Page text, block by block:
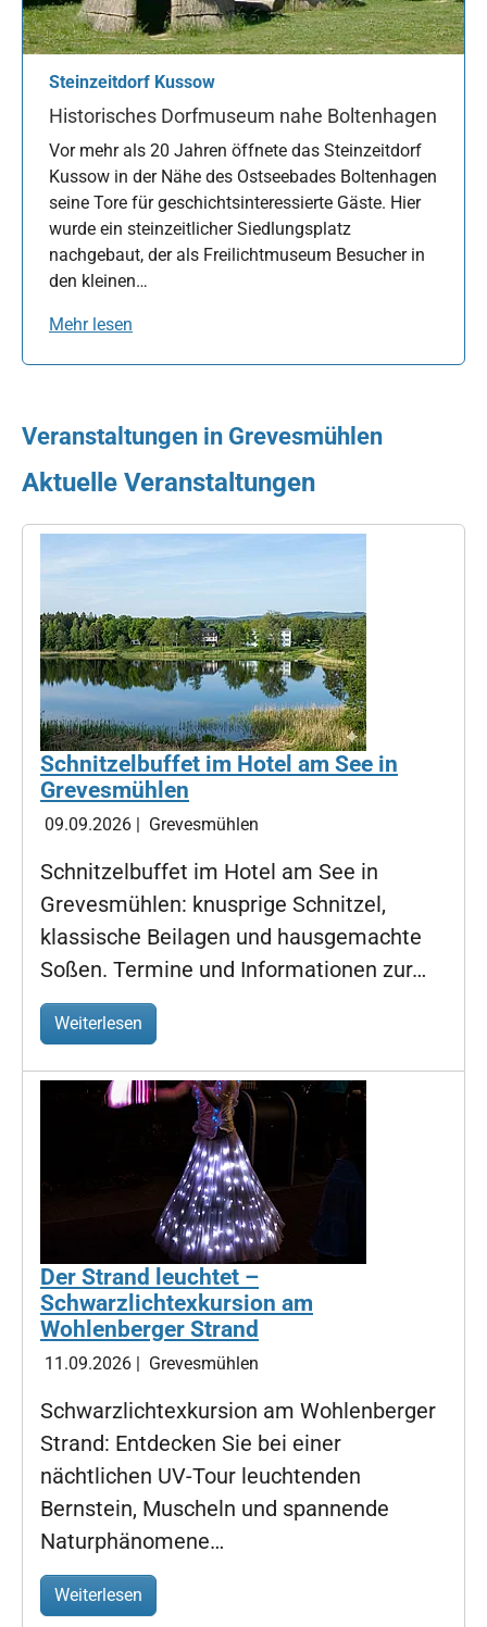
Steinzeitdorf Kussow
Historisches Dorfmuseum nahe Boltenhagen
Vor mehr als 20 Jahren öffnete das Steinzeitdorf
Kussow in der Nähe des Ostseebades Boltenhagen
seine Tore für geschichtsinteressierte Gäste. Hier
wurde ein steinzeitlicher Siedlungsplatz
nachgebaut, der als Freilichtmuseum Besucher in
den kleinen…
Mehr lesen
Veranstaltungen in Grevesmühlen
Aktuelle Veranstaltungen
Schnitzelbuffet im Hotel am See in
Grevesmühlen
09.09.2026 | Grevesmühlen
Schnitzelbuffet im Hotel am See in
Grevesmühlen: knusprige Schnitzel,
klassische Beilagen und hausgemachte
Soßen. Termine und Informationen zur…
Weiterlesen
Der Strand leuchtet –
Schwarzlichtexkursion am
Wohlenberger Strand
11.09.2026 | Grevesmühlen
Schwarzlichtexkursion am Wohlenberger
Strand: Entdecken Sie bei einer
nächtlichen UV-Tour leuchtenden
Bernstein, Muscheln und spannende
Naturphänomene…
Weiterlesen